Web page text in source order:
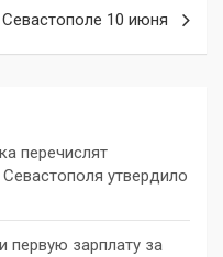
10 июня
перечислят
утвердило
первую зарплату за